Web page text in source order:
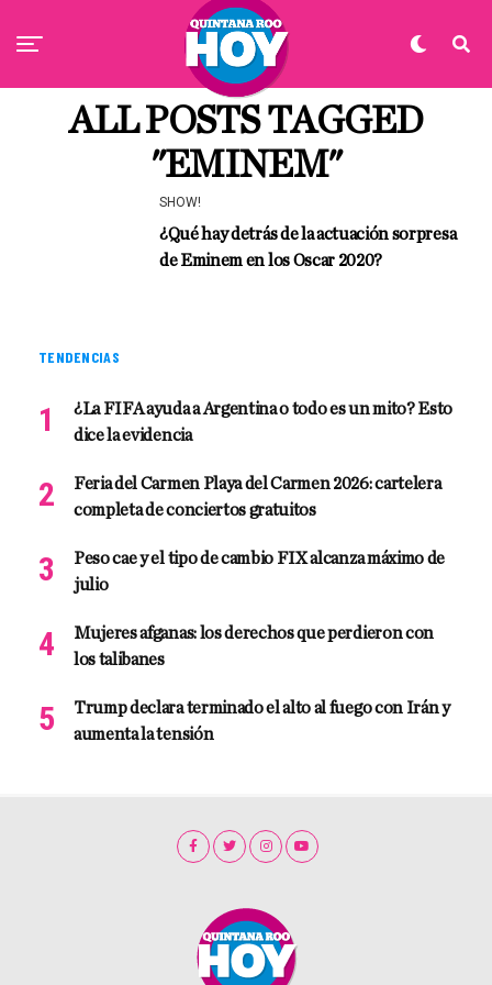
ALL POSTS TAGGED
"EMINEM"
SHOW!
¿Qué hay detrás de la actuación sorpresa
de Eminem en los Oscar 2020?
TENDENCIAS
¿La FIFA ayuda a Argentina o todo es un mito? Esto
dice la evidencia
Feria del Carmen Playa del Carmen 2026: cartelera
completa de conciertos gratuitos
Peso cae y el tipo de cambio FIX alcanza máximo de
julio
Mujeres afganas: los derechos que perdieron con
los talibanes
Trump declara terminado el alto al fuego con Irán y
aumenta la tensión